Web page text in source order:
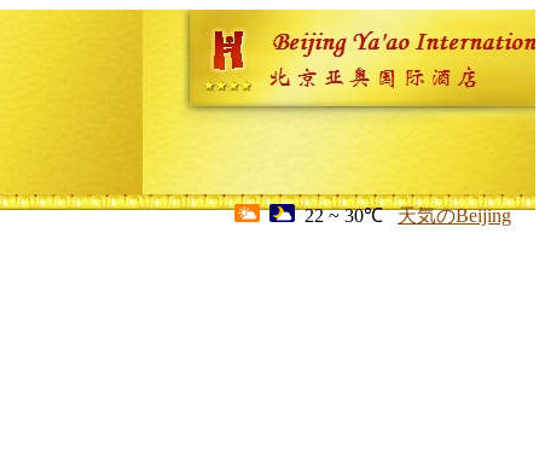
22 ~ 30℃ 天気のBeijing